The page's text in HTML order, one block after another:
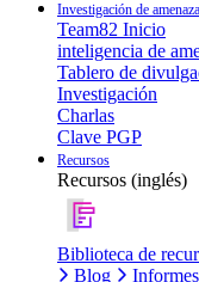
Investigación de
Team82 Inicio
inteligencia de
Tablero de
Investigación
Charlas
Clave PGP
Recursos
Recursos (inglés)
Biblioteca de
Blog
Informes